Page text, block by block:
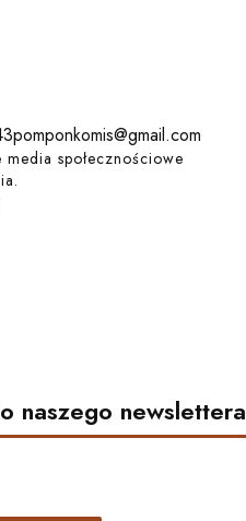
pomponkomis@gmail.com
media społecznościowe
naszego newslettera